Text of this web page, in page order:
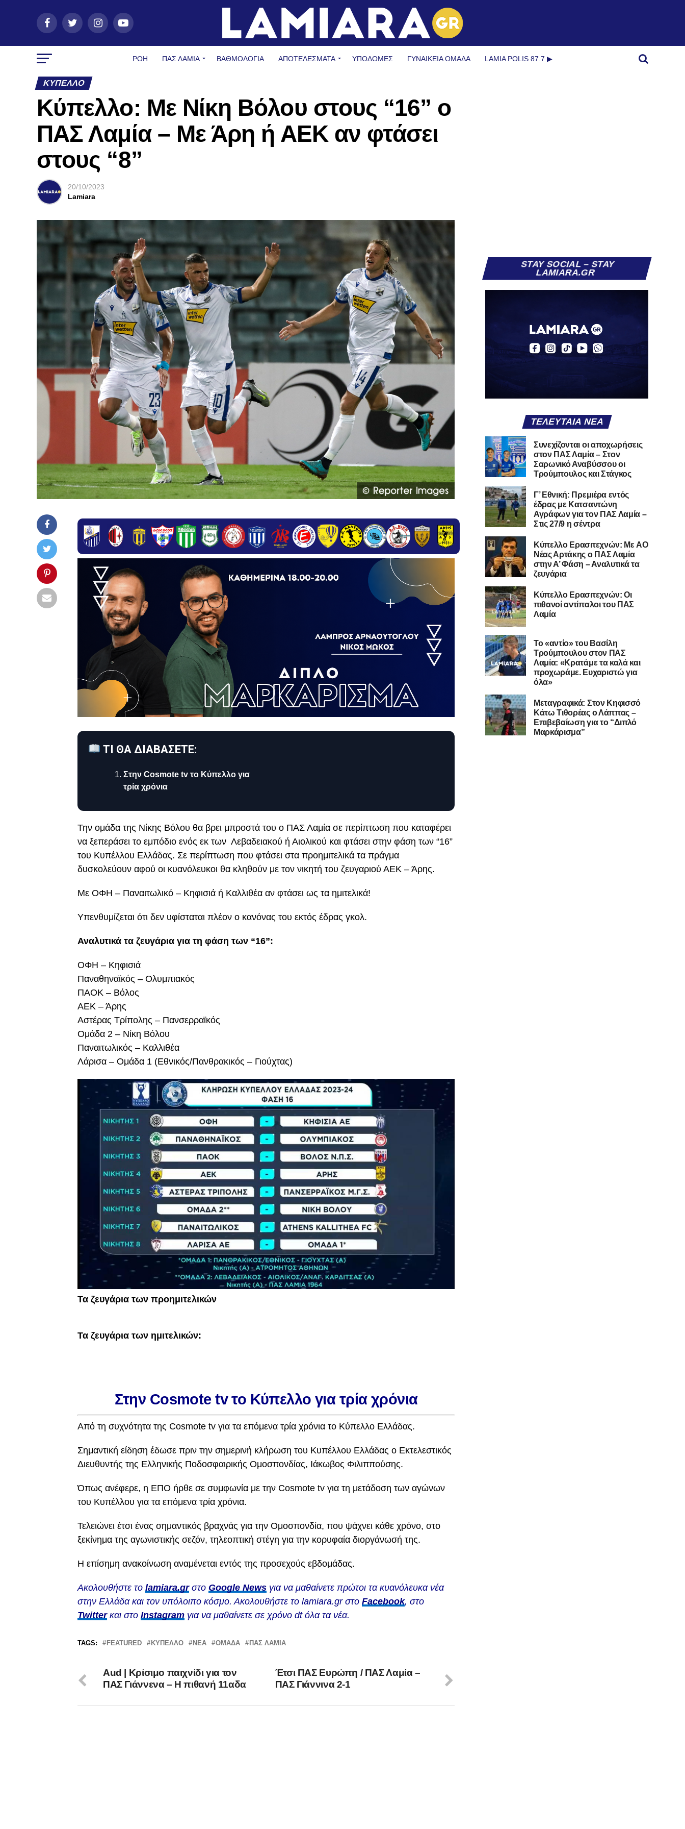
ΡΟΗ ΠΑΣ ΛΑΜΊΑ ΒΑΘΜΟΛΟΓΙΑ ΑΠΟΤΕΛΕΣΜΑΤΑ ΥΠΟΔΟΜΈΣ ΓΥΝΑΙΚΕΊΑ ΟΜΆΔΑ LAMIA POLIS 87.7 ▶︎
ΚΎΠΕΛΛΟ
Κύπελλο: Με Νίκη Βόλου στους “16” ο
ΠΑΣ Λαμία – Με Άρη ή ΑΕΚ αν φτάσει
στους “8”
20/10/2023
Lamiara
ΤΙ ΘΑ ΔΙΑΒΑΣΕΤΕ:
Στην Cosmote tv το Κύπελλο για
τρία χρόνια
Την ομάδα της Νίκης Βόλου θα βρει μπροστά του ο ΠΑΣ Λαμία σε περίπτωση που καταφέρει
να ξεπεράσει το εμπόδιο ενός εκ των Λεβαδειακού ή Αιολικού και φτάσει στην φάση των “16”
του Κυπέλλου Ελλάδας. Σε περίπτωση που φτάσει στα προημιτελικά τα πράγμα
δυσκολεύουν αφού οι κυανόλευκοι θα κληθούν με τον νικητή του ζευγαριού ΑΕΚ – Άρης.
Με ΟΦΗ – Παναιτωλικό – Κηφισιά ή Καλλιθέα αν φτάσει ως τα ημιτελικά!
Υπενθυμίζεται ότι δεν υφίσταται πλέον ο κανόνας του εκτός έδρας γκολ.
Αναλυτικά τα ζευγάρια για τη φάση των “16”:
ΟΦΗ – Κηφισιά
Παναθηναϊκός – Ολυμπιακός
ΠΑΟΚ – Βόλος
ΑΕΚ – Άρης
Αστέρας Τρίπολης – Πανσερραϊκός
Ομάδα 2 – Νίκη Βόλου
Παναιτωλικός – Καλλιθέα
Λάρισα – Ομάδα 1 (Εθνικός/Πανθρακικός – Γιούχτας)
Τα ζευγάρια των προημιτελικών
Τα ζευγάρια των ημιτελικών:
Στην Cosmote tv το Κύπελλο για τρία χρόνια
Από τη συχνότητα της Cosmote tv για τα επόμενα τρία χρόνια το Κύπελλο Ελλάδας.
Σημαντική είδηση έδωσε πριν την σημερινή κλήρωση του Κυπέλλου Ελλάδας ο Εκτελεστικός
Διευθυντής της Ελληνικής Ποδοσφαιρικής Ομοσπονδίας, Ιάκωβος Φιλιππούσης.
Όπως ανέφερε, η ΕΠΟ ήρθε σε συμφωνία με την Cosmote tv για τη μετάδοση των αγώνων
του Κυπέλλου για τα επόμενα τρία χρόνια.
Τελειώνει έτσι ένας σημαντικός βραχνάς για την Ομοσπονδία, που ψάχνει κάθε χρόνο, στο
ξεκίνημα της αγωνιστικής σεζόν, τηλεοπτική στέγη για την κορυφαία διοργάνωσή της.
Η επίσημη ανακοίνωση αναμένεται εντός της προσεχούς εβδομάδας.
Ακολουθήστε το lamiara.grστο Google News για να μαθαίνετε πρώτοι τα κυανόλευκα νέα
στην Ελλάδα και τον υπόλοιπο κόσμο. Ακολουθήστε το lamiara.gr στο Facebook, στο
Twitterκαι στο Instagram για να μαθαίνετε σε χρόνο dt όλα τα νέα.
TAGS: FEATURED ΚΎΠΕΛΛΟ ΝΈΑ ΟΜΆΔΑ ΠΑΣ ΛΑΜΙΑ
Έτσι ΠΑΣ Ευρώπη / ΠΑΣ Λαμία –
ΠΑΣ Γιάννινα 2-1
Aud | Κρίσιμο παιχνίδι για τον
ΠΑΣ Γιάννενα – Η πιθανή 11αδα
STAY SOCIAL – STAY
LAMIARA.GR
ΤΕΛΕΥΤΑΊΑ ΝΈΑ
Συνεχίζονται οι αποχωρήσεις
στον ΠΑΣ Λαμία – Στον
Σαρωνικό Αναβύσσου οι
Τρούμπουλος και Στάγκος
Γ’ Εθνική: Πρεμιέρα εντός
έδρας με Κατσαντώνη
Αγράφων για τον ΠΑΣ Λαμία –
Στις 27/9 η σέντρα
Kύπελλο Ερασιτεχνών: Με AO
Nέας Αρτάκης ο ΠΑΣ Λαμία
στην Α’ Φάση – Αναλυτικά τα
ζευγάρια
Κύπελλο Ερασιτεχνών: Οι
πιθανοί αντίπαλοι του ΠΑΣ
Λαμία
Το «αντίο» του Βασίλη
Τρούμπουλου στον ΠΑΣ
Λαμία: «Κρατάμε τα καλά και
προχωράμε. Ευχαριστώ για
όλα»
Μεταγραφικά: Στον Κηφισσό
Κάτω Τιθορέας ο Λάππας –
Επιβεβαίωση για το “Διπλό
Μαρκάρισμα”